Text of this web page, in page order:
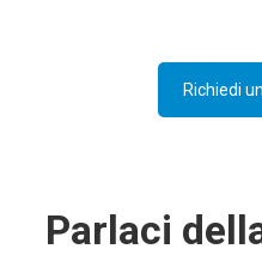
Richiedi
Parlaci